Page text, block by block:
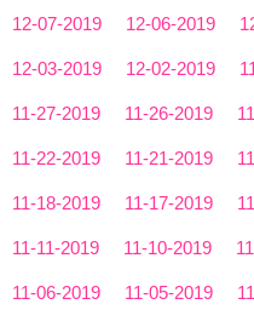
12-07-2019 12-06-2019
12-03-2019 12-02-2019
11-27-2019 11-26-2019
11-22-2019 11-21-2019
11-18-2019 11-17-2019
11-11-2019 11-10-2019
11-06-2019 11-05-2019